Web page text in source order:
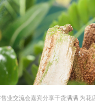
业交流会嘉宾分享干货满满 为花